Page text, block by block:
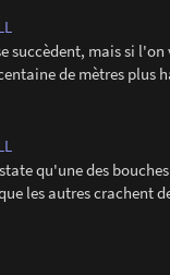
succèdent, mais si
de mètres plus
qu'une des
les autres crachent